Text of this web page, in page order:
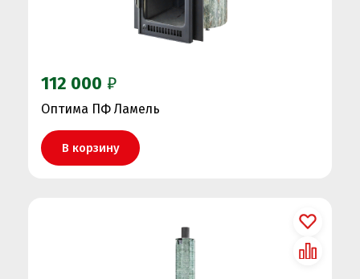
112 000 ₽
Оптима ПФ Ламель
В корзину